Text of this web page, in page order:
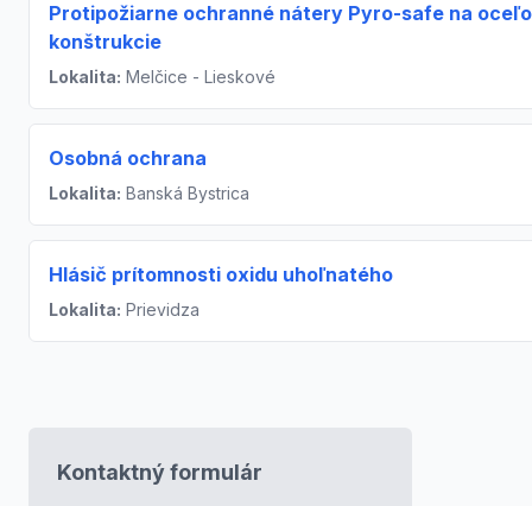
Protipožiarne ochranné nátery Pyro-safe na
konštrukcie
Lokalita: Melčice - Lieskové
Osobná ochrana
Lokalita: Banská Bystrica
Hlásič prítomnosti oxidu uhoľnatého
Lokalita: Prievidza
Kontaktný formulár